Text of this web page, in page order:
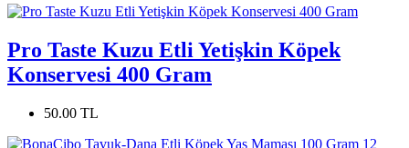
Pro Taste Kuzu Etli Yetişkin Köpek
Konservesi 400 Gram
50.00 TL